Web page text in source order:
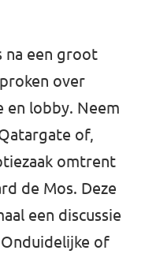
na een groot
over
en lobby. Neem
of,
omtrent
de Mos. Deze
een discussie
of